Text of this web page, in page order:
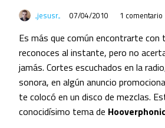
jesusr 07/04/2010 1 comentario
Es más que común encontrarte con
reconoces al instante, pero no
jamás. Cortes escuchados en la
sonora, en algún anuncio
te colocó en un disco de mezclas.
conocidísimo tema de Hooverphonic